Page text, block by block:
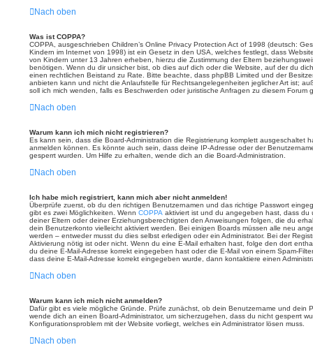
Nach oben
Was ist COPPA?
COPPA, ausgeschrieben Children’s Online Privacy Protection Act of 1998 (deutsch:
Kindern im Internet von 1998) ist ein Gesetz in den USA, welches festlegt, dass
von Kindern unter 13 Jahren erheben, hierzu die Zustimmung der Eltern
benötigen. Wenn du dir unsicher bist, ob dies auf dich oder die Website, auf der du
einen rechtlichen Beistand zu Rate. Bitte beachte, dass phpBB Limited und der
anbieten kann und nicht die Anlaufstelle für Rechtsangelegenheiten jeglicher Art ist;
soll ich mich wenden, falls es Beschwerden oder juristische Anfragen zu diesem Forum
Nach oben
Warum kann ich mich nicht registrieren?
Es kann sein, dass die Board-Administration die Registrierung komplett ausgeschaltet
anmelden können. Es könnte auch sein, dass deine IP-Adresse oder der
gesperrt wurden. Um Hilfe zu erhalten, wende dich an die Board-Administration.
Nach oben
Ich habe mich registriert, kann mich aber nicht anmelden!
Überprüfe zuerst, ob du den richtigen Benutzernamen und das richtige Passwort
gibt es zwei Möglichkeiten. Wenn COPPA aktiviert ist und du angegeben hast, dass du
deiner Eltern oder deiner Erziehungsberechtigten den Anweisungen folgen, die du
dein Benutzerkonto vielleicht aktiviert werden. Bei einigen Boards müssen alle neu
werden – entweder musst du dies selbst erledigen oder ein Administrator. Bei der
Aktivierung nötig ist oder nicht. Wenn du eine E-Mail erhalten hast, folge den dort
du deine E-Mail-Adresse korrekt eingegeben hast oder die E-Mail von einem Spam-
dass deine E-Mail-Adresse korrekt eingegeben wurde, dann kontaktiere einen
Nach oben
Warum kann ich mich nicht anmelden?
Dafür gibt es viele mögliche Gründe. Prüfe zunächst, ob dein Benutzername und dein
wende dich an einen Board-Administrator, um sicherzugehen, dass du nicht gesperrt
Konfigurationsproblem mit der Website vorliegt, welches ein Administrator lösen muss.
Nach oben